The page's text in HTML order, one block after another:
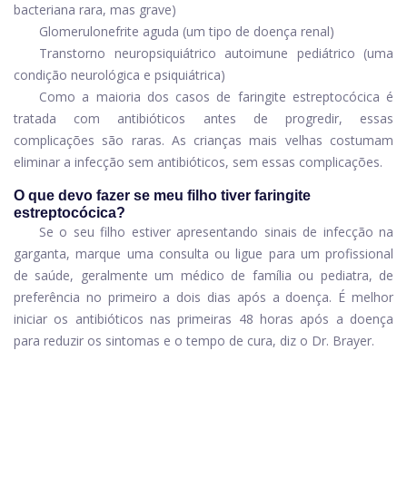
bacteriana rara, mas grave)
Glomerulonefrite aguda (um tipo de doença renal)
Transtorno neuropsiquiátrico autoimune pediátrico (uma
condição neurológica e psiquiátrica)
Como a maioria dos casos de faringite estreptocócica é
tratada com antibióticos antes de progredir, essas
complicações são raras. As crianças mais velhas costumam
eliminar a infecção sem antibióticos, sem essas complicações.
O que devo fazer se meu filho tiver faringite
estreptocócica?
Se o seu filho estiver apresentando sinais de infecção na
garganta, marque uma consulta ou ligue para um profissional
de saúde, geralmente um médico de família ou pediatra, de
preferência no primeiro a dois dias após a doença. É melhor
iniciar os antibióticos nas primeiras 48 horas após a doença
para reduzir os sintomas e o tempo de cura, diz o Dr. Brayer.